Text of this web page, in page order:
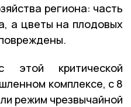
региона: часть
а цветы на плодовых
этой критической
комплексе, с 8
режим чрезвычайной